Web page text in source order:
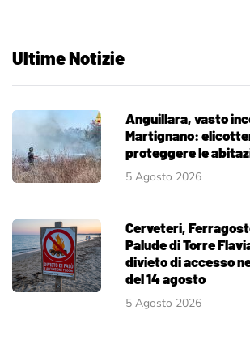
Ultime Notizie
Anguillara, vasto
Martignano:
proteggere le
5 Agosto 2026
Cerveteri,
Palude di Torre
divieto di accesso
del 14 agosto
5 Agosto 2026